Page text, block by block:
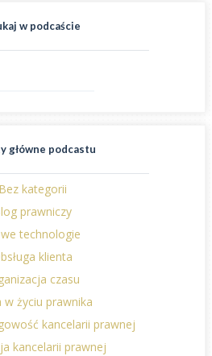
w podcaście
główne podcastu
Bez kategorii
prawniczy
technologie
klienta
czasu
w życiu prawnika
kancelarii prawnej
kancelarii prawnej